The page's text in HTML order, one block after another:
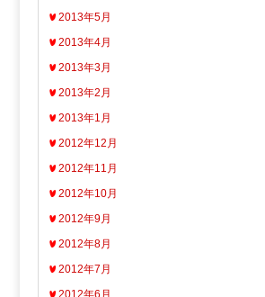
2013年5月
2013年4月
2013年3月
2013年2月
2013年1月
2012年12月
2012年11月
2012年10月
2012年9月
2012年8月
2012年7月